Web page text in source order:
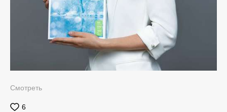
Смотреть
6